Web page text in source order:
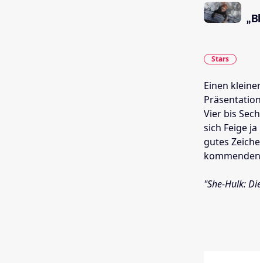
Stars
Einen
Vier bis
sich Feige
gutes
"She-Hulk: